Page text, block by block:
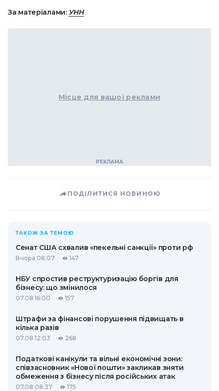
За матеріалами: УНН
Місце для вашої реклами
ПОДІЛИТИСЯ НОВИНОЮ
ТАКОЖ ЗА ТЕМОЮ
Сенат США схвалив «пекельні санкції» проти рф
Вчора 08:07 147
НБУ спростив реструктуризацію боргів для
бізнесу: що змінилося
07.08 16:00 157
Штрафи за фінансові порушення підвищать в
кілька разів
07.08 12:03 268
Податкові канікули та вільні економічні зони:
співзасновник «Нової пошти» закликав зняти
обмеження з бізнесу після російських атак
07.08 08:37 175